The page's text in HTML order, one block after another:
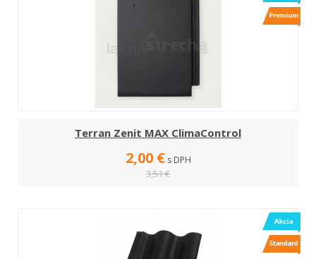
Terran Zenit MAX ClimaControl
2,00 € s DPH
3,51 €